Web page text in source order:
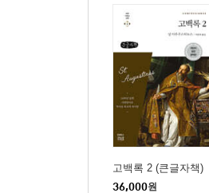
제25장. 사람은 자기
제26장. 하나님과 이
제27장. 사랑의 순서 52
제28장. 우리는 도와
제29장. 우리는 모든
제30장. 천사들을 우
제31장. 하나님은 우
제33장. 우리는 사람
고백록 2 (큰글자책)
36,000원